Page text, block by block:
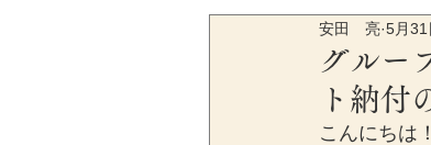
プライベート
グルー
ト納付
安田 亮 5月31
こんにちは